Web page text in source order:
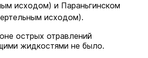
исходом) и Параньгинском
исходом).
острых отравлений
жидкостями не было.